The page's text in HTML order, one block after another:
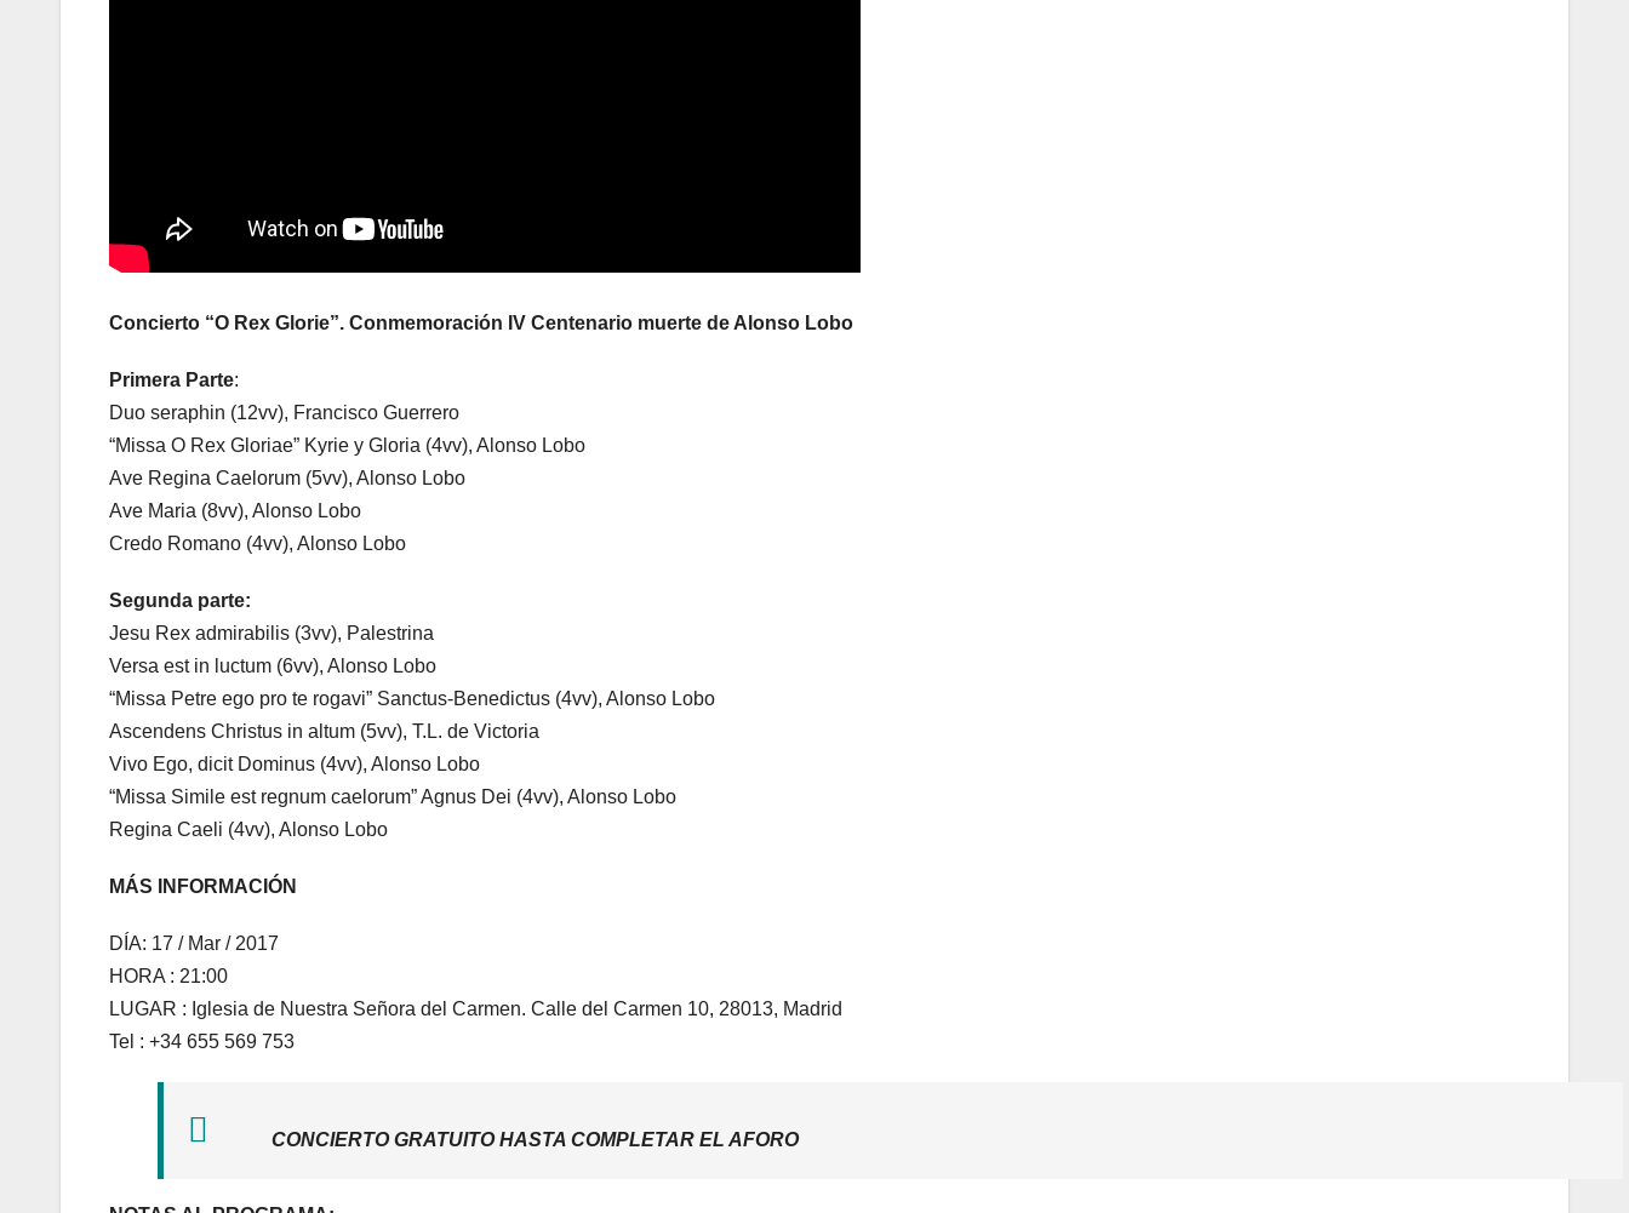
Concierto “O Rex Glorie”. Conmemoración IV Centenario muerte de Alonso Lobo
Primera Parte:
Duo seraphin (12vv), Francisco Guerrero
“Missa O Rex Gloriae” Kyrie y Gloria (4vv), Alonso Lobo
Ave Regina Caelorum (5vv), Alonso Lobo
Ave Maria (8vv), Alonso Lobo
Credo Romano (4vv), Alonso Lobo
Segunda parte:
Jesu Rex admirabilis (3vv), Palestrina
Versa est in luctum (6vv), Alonso Lobo
“Missa Petre ego pro te rogavi” Sanctus-Benedictus (4vv), Alonso Lobo
Ascendens Christus in altum (5vv), T.L. de Victoria
Vivo Ego, dicit Dominus (4vv), Alonso Lobo
“Missa Simile est regnum caelorum” Agnus Dei (4vv), Alonso Lobo
Regina Caeli (4vv), Alonso Lobo
MÁS INFORMACIÓN
DÍA: 17 / Mar / 2017
HORA : 21:00
LUGAR : Iglesia de Nuestra Señora del Carmen. Calle del Carmen 10, 28013, Madrid
Tel : +34 655 569 753
CONCIERTO GRATUITO HASTA COMPLETAR EL AFORO